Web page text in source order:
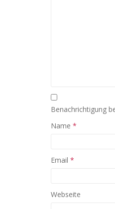
Benachrichtigung
Name *
Email *
Webseite